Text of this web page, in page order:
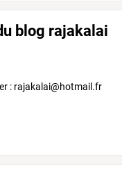
blog rajakalai
: rajakalai@hotmail.fr